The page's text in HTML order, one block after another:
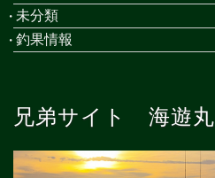
未分類
釣果情報
兄弟サイト 海遊丸